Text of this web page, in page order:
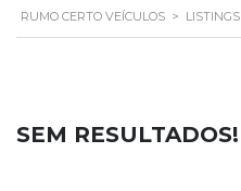
RUMO CERTO VEÍCULOS > LISTINGS
SEM RESULTADOS!